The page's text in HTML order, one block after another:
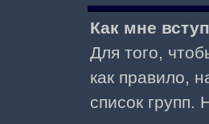
Как мне
Для того,
как правило,
список групп.